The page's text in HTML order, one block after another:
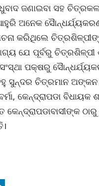
ଜଣାଇବା ସହ
ଅନେକ
କରିଥିଲେ
ଯେ ପୂର୍ବରୁ ଚିତ୍ରଶିଳ୍ପୀ
ପକ୍ଷରୁ
ସୁନ୍ଦର ଚିତ୍ରମାନ ଅଙ୍କନ
କେନ୍ଦ୍ରାପଡା ବିଧାୟକ
କେନ୍ଦ୍ରାପଡାବାସୀଙ୍କ